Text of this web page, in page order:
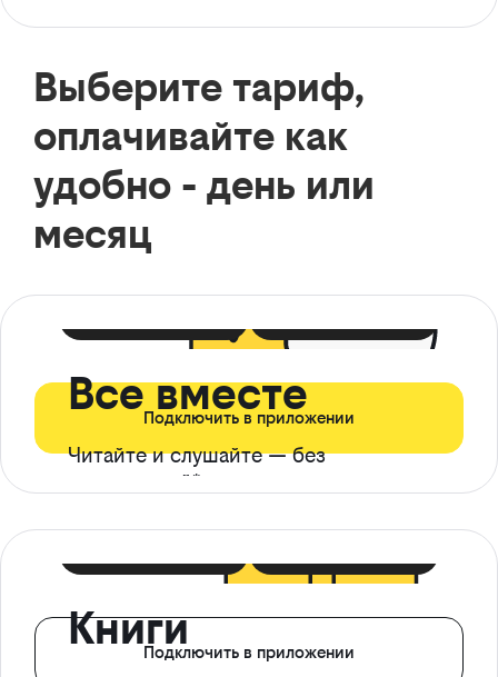
Выберите тариф,
оплачивайте как
удобно - день или
месяц
Все вместе
Читайте и слушайте — без
ограничений*
Подключить в приложении
КнигиПодключить в приложении